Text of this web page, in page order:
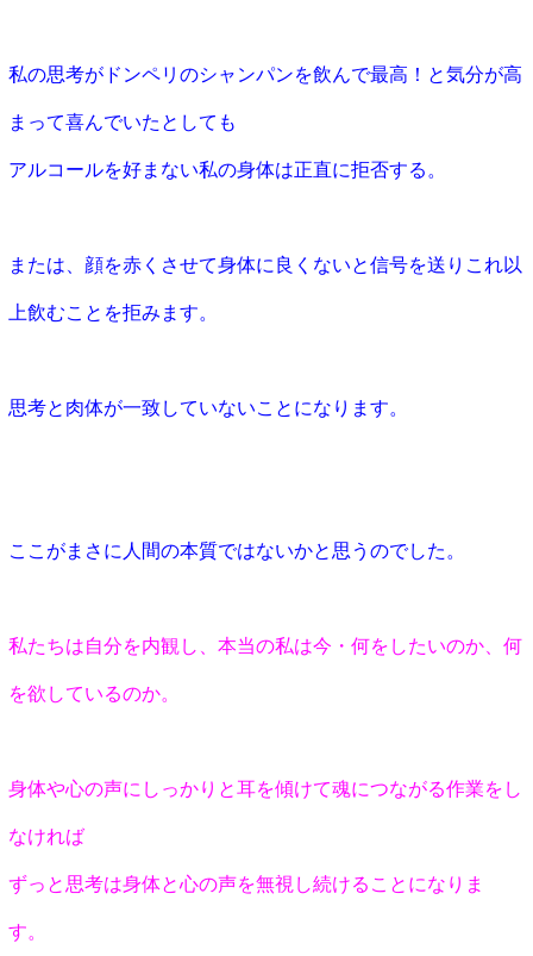
私の思考がドンペリのシャンパンを飲んで最高！と気分が高
まって喜んでいたとしても
アルコールを好まない私の身体は正直に拒否する。
または、顔を赤くさせて身体に良くないと信号を送りこれ以
上飲むことを拒みます。
思考と肉体が一致していないことになります。
ここがまさに人間の本質ではないかと思うのでした。
私たちは自分を内観し、本当の私は今・何をしたいのか、何
を欲しているのか。
身体や心の声にしっかりと耳を傾けて魂につながる作業をし
なければ
ずっと思考は身体と心の声を無視し続けることになりま
す。